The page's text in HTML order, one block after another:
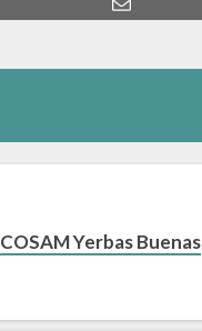
COSAM Yerbas Buenas